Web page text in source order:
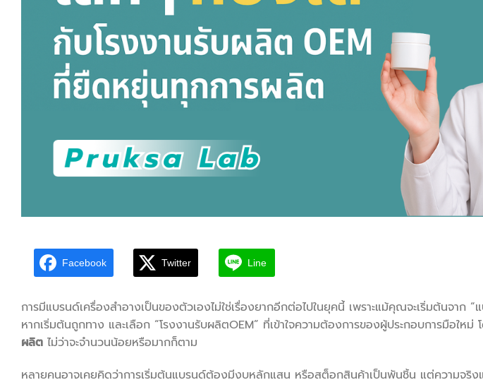
Facebook Twitter Line
การมีแบรนด์เครื่องสำอางเป็นของตัวเองไม่ใช่เรื่องยากอีกต่อไปในยุคนี้ เพราะแม้คุณจะเริ่มต้นจาก
หากเริ่มต้นถูกทาง และเลือก “โรงงานรับผลิตOEM” ที่เข้าใจความต้องการของผู้ประกอบการมือใหม่
ผลิต ไม่ว่าจะจำนวนน้อยหรือมากก็ตาม
หลายคนอาจเคยคิดว่าการเริ่มต้นแบรนด์ต้องมีงบหลักแสน หรือสต็อกสินค้าเป็นพันชิ้น แต่ความจริง